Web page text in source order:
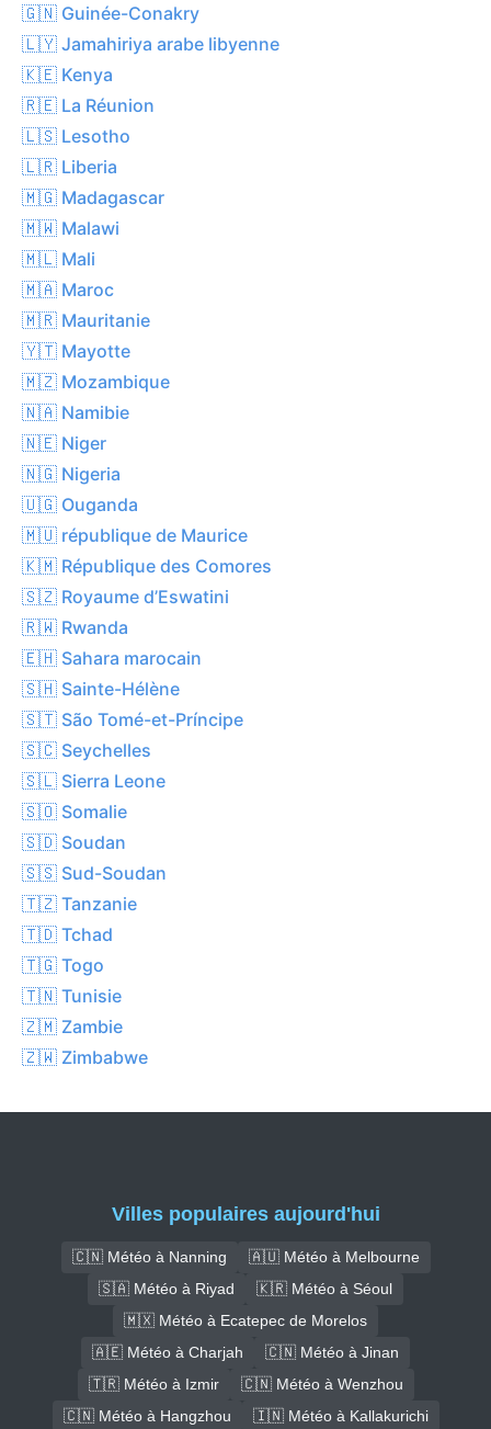
🇬🇳 Guinée-Conakry
🇱🇾 Jamahiriya arabe libyenne
🇰🇪 Kenya
🇷🇪 La Réunion
🇱🇸 Lesotho
🇱🇷 Liberia
🇲🇬 Madagascar
🇲🇼 Malawi
🇲🇱 Mali
🇲🇦 Maroc
🇲🇷 Mauritanie
🇾🇹 Mayotte
🇲🇿 Mozambique
🇳🇦 Namibie
🇳🇪 Niger
🇳🇬 Nigeria
🇺🇬 Ouganda
🇲🇺 république de Maurice
🇰🇲 République des Comores
🇸🇿 Royaume d’Eswatini
🇷🇼 Rwanda
🇪🇭 Sahara marocain
🇸🇭 Sainte-Hélène
🇸🇹 São Tomé-et-Príncipe
🇸🇨 Seychelles
🇸🇱 Sierra Leone
🇸🇴 Somalie
🇸🇩 Soudan
🇸🇸 Sud-Soudan
🇹🇿 Tanzanie
🇹🇩 Tchad
🇹🇬 Togo
🇹🇳 Tunisie
🇿🇲 Zambie
🇿🇼 Zimbabwe
Villes populaires aujourd'hui
🇨🇳 Météo à Nanning
🇦🇺 Météo à Melbourne
🇸🇦 Météo à Riyad
🇰🇷 Météo à Séoul
🇲🇽 Météo à Ecatepec de Morelos
🇦🇪 Météo à Charjah
🇨🇳 Météo à Jinan
🇹🇷 Météo à Izmir
🇨🇳 Météo à Wenzhou
🇨🇳 Météo à Hangzhou
🇮🇳 Météo à Kallakurichi